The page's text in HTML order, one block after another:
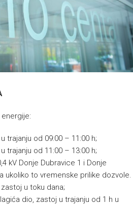
trajanju od 09:00 – 11:00 h;
trajanju od 11:00 – 13:00 h;
kV Donje Dubravice 1 i Donje
ukoliko to vremenske prilike dozvole.
u toku dana;
dio, zastoj u trajanju od 1 h u